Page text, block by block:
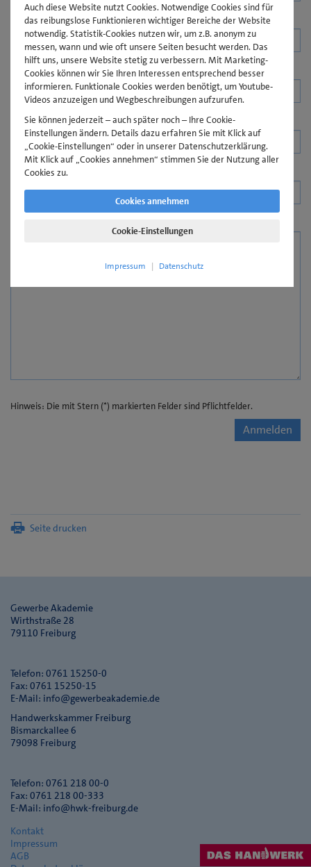
Ort
Telefon
Geburtsdatum
E-Mail
Hinweis: Die mit Stern (*) markierten Felder sind Pflichtfelder.
Anmelden
Seite drucken
Gewerbe Akademie
Wirthstraße 28
79110 Freiburg
Telefon: 0761 15250-0
Fax: 0761 15250-15
E-Mail: info@gewerbeakademie.de
Handwerkskammer Freiburg
Bismarckallee 6
79098 Freiburg
Telefon: 0761 218 00-0
Fax: 0761 218 00-333
E-Mail: info@hwk-freiburg.de
Kontakt
Impressum
AGB
Auch diese Website nutzt Cookies. Notwendige Cookies sind für
das reibungslose Funktionieren wichtiger Bereiche der Website
notwendig. Statistik-Cookies nutzen wir, um z.B. anonym zu
messen, wann und wie oft unsere Seiten besucht werden. Das
hilft uns, unsere Website stetig zu verbessern. Mit Marketing-
Cookies können wir Sie Ihren Interessen entsprechend besser
informieren. Funktionale Cookies werden benötigt, um Youtube-
Videos anzuzeigen und Wegbeschreibungen aufzurufen.
Sie können jederzeit – auch später noch – Ihre Cookie-
Einstellungen ändern. Details dazu erfahren Sie mit Klick auf
„Cookie-Einstellungen“ oder in unserer Datenschutzerklärung.
Mit Klick auf „Cookies annehmen“ stimmen Sie der Nutzung aller
Cookies zu.
Cookies annehmen
Cookie-Einstellungen
Impressum | Datenschutz